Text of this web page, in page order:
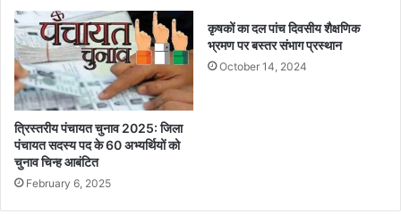
त्रिस्तरीय पंचायत चुनाव 2025: जिला
पंचायत सदस्य पद के 60 अभ्यर्थियों को
चुनाव चिन्ह आबंटित
February 6, 2025
कृषकों का दल पांच दिवसीय शैक्षणिक
भ्रमण पर बस्तर संभाग प्रस्थान
October 14, 2024